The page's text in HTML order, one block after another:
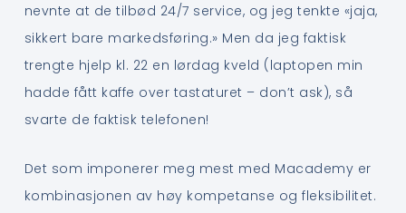
nevnte at de tilbød 24/7 service, og jeg tenkte «jaja,
sikkert bare markedsføring.» Men da jeg faktisk
trengte hjelp kl. 22 en lørdag kveld (laptopen min
hadde fått kaffe over tastaturet – don’t ask), så
svarte de faktisk telefonen!
Det som imponerer meg mest med Macademy er
kombinasjonen av høy kompetanse og fleksibilitet.